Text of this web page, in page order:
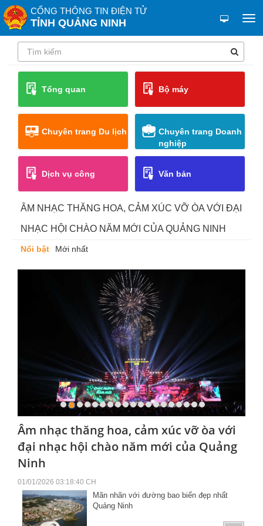
CỔNG THÔNG TIN ĐIỆN TỬ
TỈNH QUẢNG NINH
Tổng quan Bộ máy
Chuyên trang Du lịch
Chuyên trang Doanh
nghiệp
Dịch vụ công Văn bản
ÂM NHẠC THĂNG HOA, CẢM XÚC VỠ ÒA VỚI ĐẠI
NHẠC HỘI CHÀO NĂM MỚI CỦA QUẢNG NINH
Nổi bật Mới nhất
Âm nhạc thăng hoa, cảm xúc vỡ òa với
đại nhạc hội chào năm mới của Quảng
Ninh
01/01/2026 03:18:40 CH
Mãn nhãn với đường bao biển đẹp nhất
Quảng Ninh